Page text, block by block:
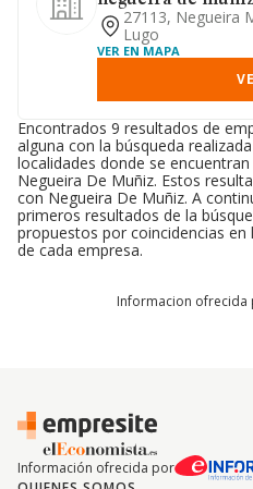
27113, Negueira
Lugo
VER EN MAPA
Encontrados 9 resultados de
alguna con la búsqueda
localidades donde se
Negueira De Muñiz. Estos
con Negueira De Muñiz. A
primeros resultados de la
propuestos por coincidencias
de cada empresa.
Informacion ofrecida
Información ofrecida por